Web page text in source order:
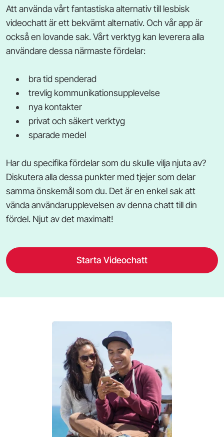
Att använda vårt fantastiska alternativ till lesbisk
videochatt är ett bekvämt alternativ. Och vår app är
också en lovande sak. Vårt verktyg kan leverera alla
användare dessa närmaste fördelar:
bra tid spenderad
trevlig kommunikationsupplevelse
nya kontakter
privat och säkert verktyg
sparade medel
Har du specifika fördelar som du skulle vilja njuta av?
Diskutera alla dessa punkter med tjejer som delar
samma önskemål som du. Det är en enkel sak att
vända användarupplevelsen av denna chatt till din
fördel. Njut av det maximalt!
Starta Videochatt